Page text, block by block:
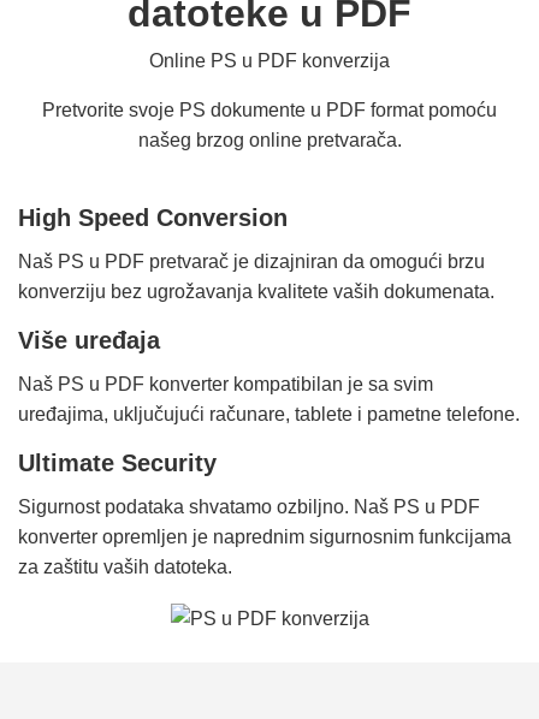
datoteke u PDF
Online PS u PDF konverzija
Pretvorite svoje PS dokumente u PDF format pomoću
našeg brzog online pretvarača.
High Speed Conversion
Naš PS u PDF pretvarač je dizajniran da omogući brzu
konverziju bez ugrožavanja kvalitete vaših dokumenata.
Više uređaja
Naš PS u PDF konverter kompatibilan je sa svim
uređajima, uključujući računare, tablete i pametne telefone.
Ultimate Security
Sigurnost podataka shvatamo ozbiljno. Naš PS u PDF
konverter opremljen je naprednim sigurnosnim funkcijama
za zaštitu vaših datoteka.